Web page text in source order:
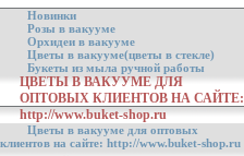
Новинки
Розы в вакууме
Орхидеи в вакууме
Цветы в вакууме(цветы в стекле)
Букеты из мыла ручной работы
ЦВЕТЫ В ВАКУУМЕ ДЛЯ
ОПТОВЫХ КЛИЕНТОВ НА САЙТЕ:
http://www.buket-shop.ru
Цветы в вакууме для оптовых
клиентов на сайте: http://www.buket-shop.ru